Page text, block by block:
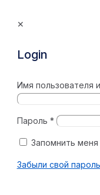
✕
Login
Имя пользователя
Пароль *
Запомнить меня
Забыли свой